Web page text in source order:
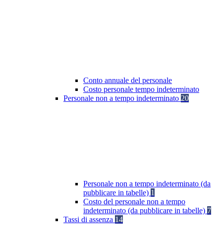
Conto annuale del personale
Costo personale tempo indeterminato
Personale non a tempo indeterminato 20
Personale non a tempo indeterminato (da
pubblicare in tabelle) 1
Costo del personale non a tempo
indeterminato (da pubblicare in tabelle) 7
Tassi di assenza 14